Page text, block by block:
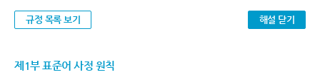
규정 목록 보기 해설 닫기
제1부 표준어 사정 원칙